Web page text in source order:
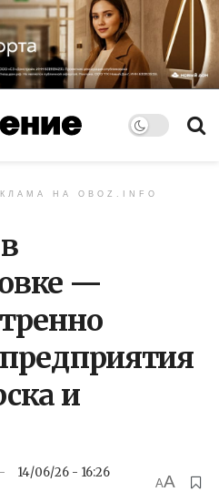
НА OBOZ.INFO
—
и
14/06/26 - 16:26
AA